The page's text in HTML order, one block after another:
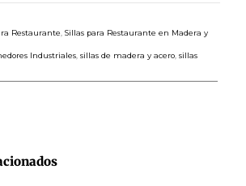
Restaurante Sillas para Restaurante en Madera y
Industriales sillas de madera y acero sillas